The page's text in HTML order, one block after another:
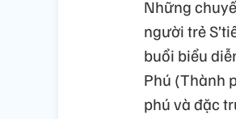
Những
người trẻ
buổi biểu
Phú (Thành
phú và đặc